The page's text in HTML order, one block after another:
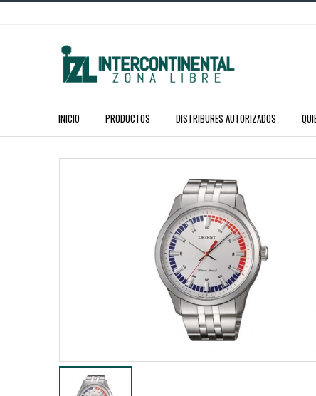
INICIO PRODUCTOS DISTRIBURES AUTORIZADOS